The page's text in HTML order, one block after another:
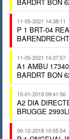
11-05-2021 14:38:11
P 1 BRT-04
11-05-2021 14:37:57
A1 AMBU
BARDRT BON
15-01-2019 09:41:56
A2 DIA
BRUGGE
06-12-2018 10:55:54